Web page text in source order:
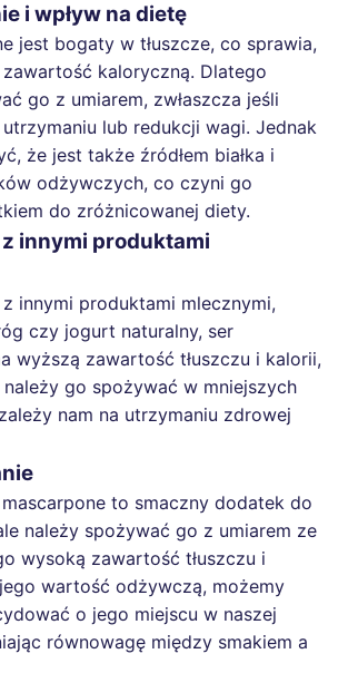
i wpływ na dietę
jest bogaty w tłuszcze, co sprawia,
kaloryczną. Dlatego
go z umiarem, zwłaszcza jeśli
lub redukcji wagi. Jednak
że jest także źródłem białka i
odżywczych, co czyni go
do zróżnicowanej diety.
innymi produktami
innymi produktami mlecznymi,
czy jogurt naturalny, ser
wyższą zawartość tłuszczu i kalorii,
go spożywać w mniejszych
nam na utrzymaniu zdrowej
to smaczny dodatek do
należy spożywać go z umiarem ze
wysoką zawartość tłuszczu i
wartość odżywczą, możemy
o jego miejscu w naszej
równowagę między smakiem a